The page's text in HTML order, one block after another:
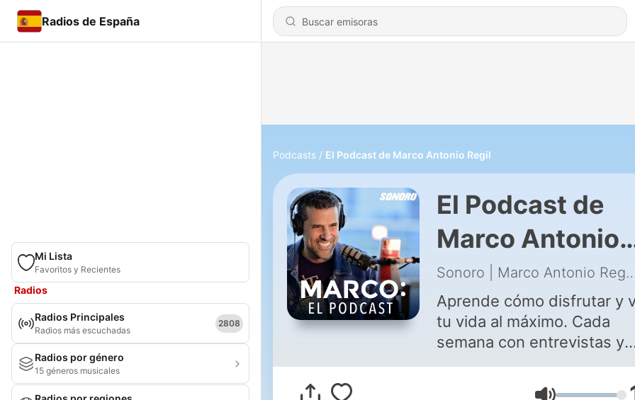
Radios de España
Mi Lista
Favoritos y Recientes
Radios
Radios Principales
Radios más escuchadas
2808
Radios por género
15 géneros musicales
Podcasts El Podcast de Marco Antonio Regil
El Podcast de
Marco Antonio
Regil
Sonoro |
Aprende cómo disfrutar y
tu vida al máximo. Cada
semana con entrevistas y
capítulos especiales,
Antonio Regil te